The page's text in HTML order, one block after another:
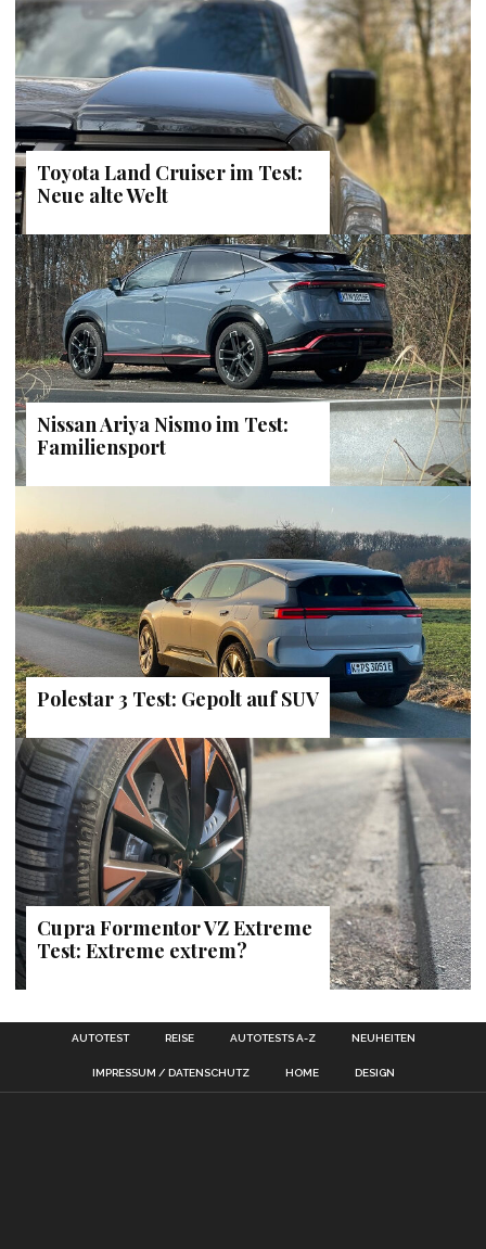
Toyota Land Cruiser im Test:
Neue alte Welt
Nissan Ariya Nismo im Test:
Familiensport
Polestar 3 Test: Gepolt auf SUV
Cupra Formentor VZ Extreme
Test: Extreme extrem?
AUTOTEST REISE AUTOTESTS A-Z NEUHEITEN
IMPRESSUM / DATENSCHUTZ HOME DESIGN